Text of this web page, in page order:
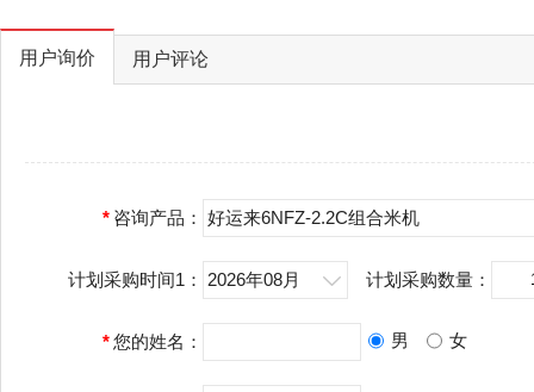
用户询价 用户评论
* 咨询产品： 好运来6NFZ-2.2C组合米机
计划采购时间1： 2026年08月 计划采购数量：
*您的姓名： 男 女